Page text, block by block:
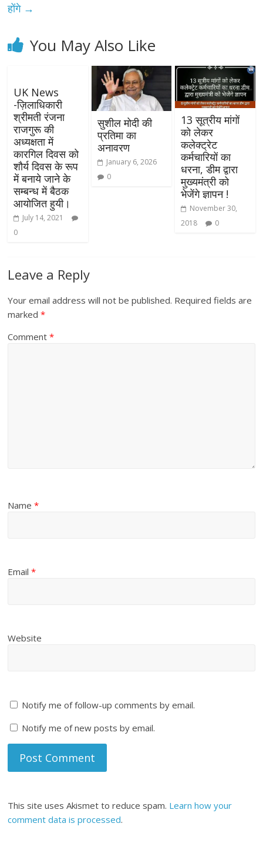
होंगे →
You May Also Like
UK News
-ज़िलाधिकारी
श्रीमती रंजना
राजगुरू की
अध्यक्षता में
कारगिल दिवस को
शौर्य दिवस के रूप
में बनाये जाने के
सम्बन्ध में बैठक
आयोजित हुयी।
July 14, 2021
0
सुशील मोदी की
प्रतिमा का
अनावरण
January 6, 2026
0
13 सूत्रीय मांगों
को लेकर
कलेक्ट्रेट
कर्मचारियों का
धरना, डीम द्वारा
मुख्यमंत्री को
भेजेंगे ज्ञापन !
November 30,
2018
0
Leave a Reply
Your email address will not be published. Required fields are
marked*
Comment*
Name*
Email*
Website
Notify me of follow-up comments by email.
Notify me of new posts by email.
This site uses Akismet to reduce spam. Learn how your
comment data is processed.